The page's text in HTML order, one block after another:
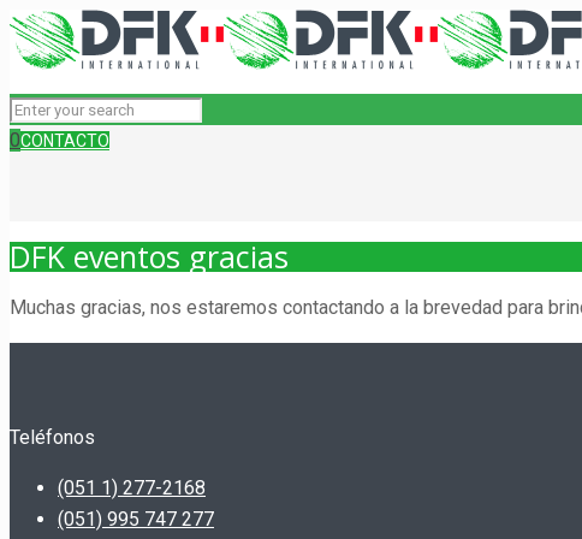
0CONTACTO
DFK eventos gracias
Muchas gracias, nos estaremos contactando a la brevedad para
Teléfonos
(051 1) 277-2168
(051) 995 747 277